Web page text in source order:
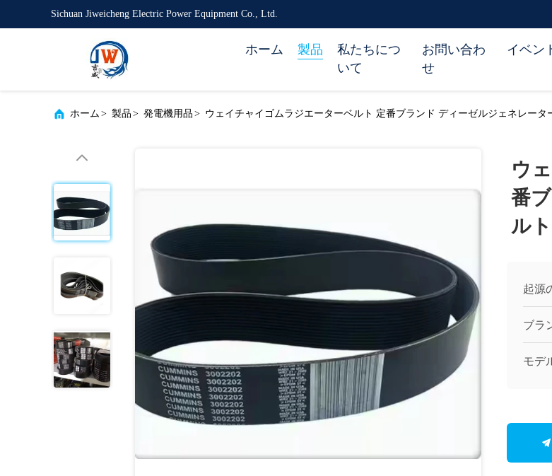
Sichuan Jiweicheng Electric Power Equipment Co., Ltd.
ホーム 製品
私たちにつ
いて
お問い合わ
せ
イベン
ホーム > 製品 > 発電機用品 > ウェイチャイゴムラジエーターベルト 定番ブランド ディーゼルジェネレータ
ウ
番
ルト
起源
ブラ
モデ